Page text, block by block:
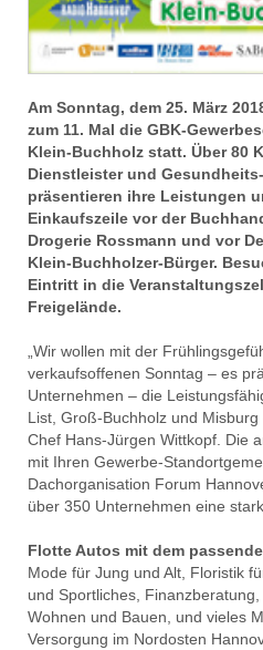
Am Sonntag, dem 25. März
zum 11. Mal die GBK-
Klein-Buchholz statt. Über 80
Dienstleister und
präsentieren ihre Leistungen
Einkaufszeile vor der
Drogerie Rossmann und vor
Klein-Buchholzer-Bürger.
Eintritt in die
Freigelände.
„Wir wollen mit der
verkaufsoffenen Sonntag – es
Unternehmen – die
List, Groß-Buchholz und
Chef Hans-Jürgen Wittkopf. Die
mit Ihren Gewerbe-
Dachorganisation Forum
über 350 Unternehmen eine
Flotte Autos mit dem
Mode für Jung und Alt, Floristik
und Sportliches,
Wohnen und Bauen, und vieles
Versorgung im Nordosten